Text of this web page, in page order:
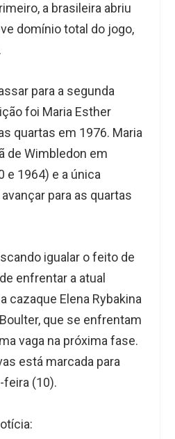
a brasileira abriu
domínio total do jogo,
para a segunda
foi Maria Esther
quartas em 1976. Maria
de Wimbledon em
e 1964) e a única
para as quartas
igualar o feito de
enfrentar a atual
cazaque Elena Rybakina
que se enfrentam
vaga na próxima fase.
está marcada para
feira (10).